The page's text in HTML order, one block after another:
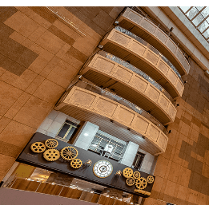
｜須知｜
Notice
｜景點｜
Scenery